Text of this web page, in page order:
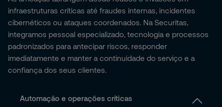
infraestruturas críticas até fraudes internas, incidentes
cibernéticos ou ataques coordenados. Na Securitas,
integramos pessoal especializado, tecnologia e processos
padronizados para antecipar riscos, responder
imediatamente e manter a continuidade do serviço e a
confiança dos seus clientes.
Automação e operações críticas